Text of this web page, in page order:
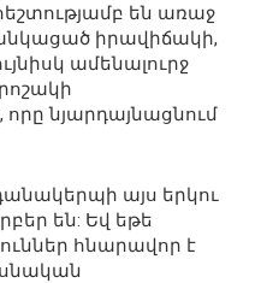
են առաջ
իրավիճակի,
ամենալուրջ
որը նյարդայնացնում
այս երկու
են: Եվ եթե
հնարավոր է